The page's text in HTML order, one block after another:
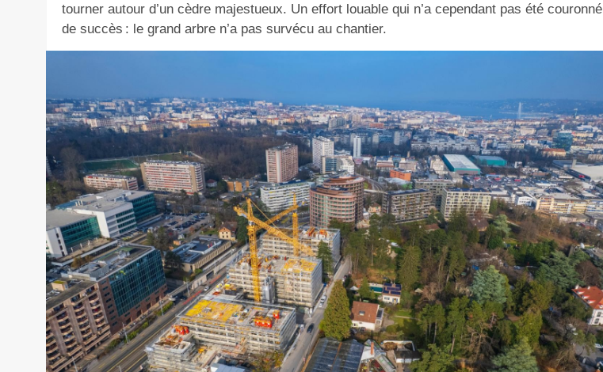
tourner autour d’un cèdre majestueux. Un effort louable qui n’a cependant pas été couronné
de succès : le grand arbre n’a pas survécu au chantier.